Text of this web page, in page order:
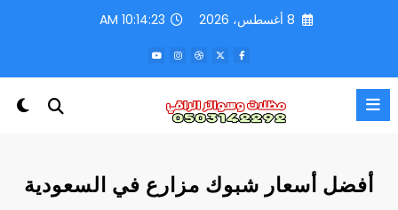
8 أغسطس، 2026 10:14:25 AM
أفضل أسعار شبوك مزارع في السعودية